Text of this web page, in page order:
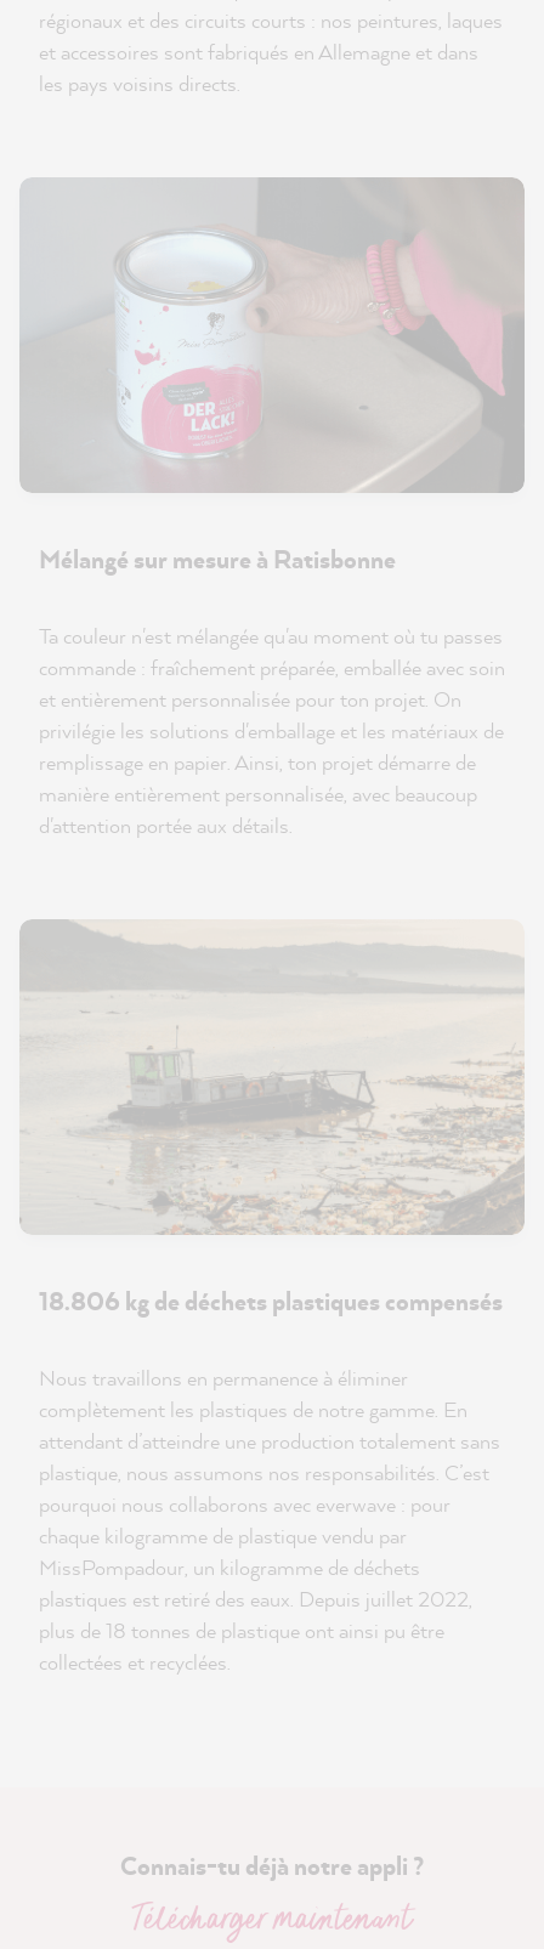
régionaux et des circuits courts : nos peintures, laques
et accessoires sont fabriqués en Allemagne et dans
les pays voisins directs.
Mélangé sur mesure à Ratisbonne
Ta couleur n'est mélangée qu'au moment où tu passes
commande : fraîchement préparée, emballée avec soin
et entièrement personnalisée pour ton projet. On
privilégie les solutions d'emballage et les matériaux de
remplissage en papier. Ainsi, ton projet démarre de
manière entièrement personnalisée, avec beaucoup
d'attention portée aux détails.
18.806 kg de déchets plastiques compensés
Nous travaillons en permanence à éliminer
complètement les plastiques de notre gamme. En
attendant d’atteindre une production totalement sans
plastique, nous assumons nos responsabilités. C’est
pourquoi nous collaborons avec everwave : pour
chaque kilogramme de plastique vendu par
MissPompadour, un kilogramme de déchets
plastiques est retiré des eaux. Depuis juillet 2022,
plus de 18 tonnes de plastique ont ainsi pu être
collectées et recyclées.
Connais-tu déjà notre appli ?
Télécharger maintenant